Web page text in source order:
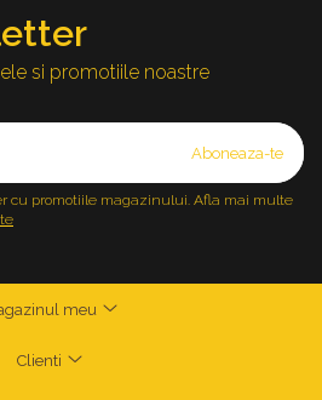
si promotiile noastre
cu promotiile magazinului. Afla mai multe
meu
Clienti